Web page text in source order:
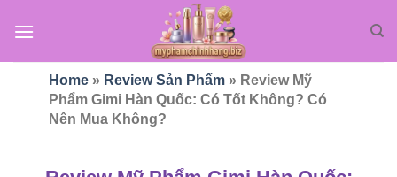
qua
Home » Review Sản Phẩm » Review Mỹ
Phẩm Gimi Hàn Quốc: Có Tốt Không? Có
Nên Mua Không?